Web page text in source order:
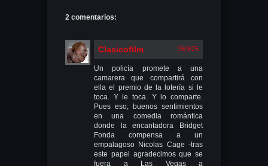
2 comentarios:
Clasicofilm 15/9/25
Un policía promete a una
camarera que compartirá con
ella el premio de la lotería si le
toca. Y le toca. Y lo comparte.
Pues eso; buenos sentimientos
en una comedia romántica
donde la encantadora Bridget
Fonda compensa a un
empalagoso Nicolas Cage -tras
este papel agradecimos que se
fuera a Las Vegas a